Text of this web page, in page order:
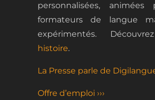
personnalisées,
formateurs de langue
expérimentés.
histoire.
La Presse parle de
Offre d’emploi ›››